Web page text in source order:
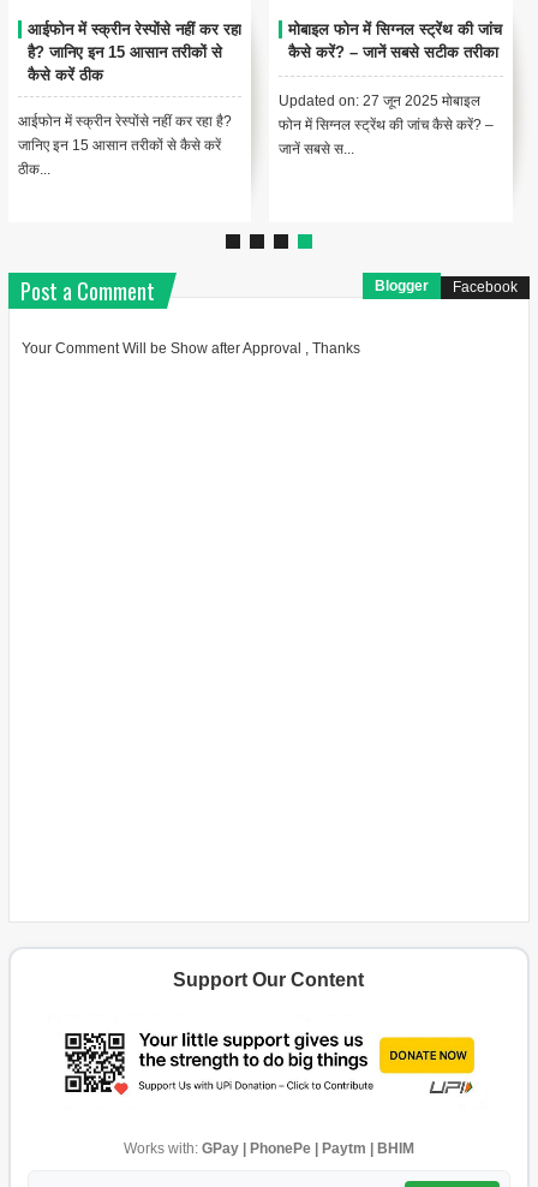
आईफोन में स्क्रीन रेस्पोंसे नहीं कर रहा
है? जानिए इन 15 आसान तरीकों से
कैसे करें ठीक
आईफोन में स्क्रीन रेस्पोंसे नहीं कर रहा है?
जानिए इन 15 आसान तरीकों से कैसे करें
ठीक...
मोबाइल फोन में सिग्नल स्ट्रेंथ की जांच
कैसे करें? – जानें सबसे सटीक तरीका
Updated on: 27 जून 2025 मोबाइल
फोन में सिग्नल स्ट्रेंथ की जांच कैसे करें? –
जानें सबसे स...
Post a Comment Blogger Facebook
Your Comment Will be Show after Approval , Thanks
Support Our Content
Works with: GPay | PhonePe | Paytm | BHIM